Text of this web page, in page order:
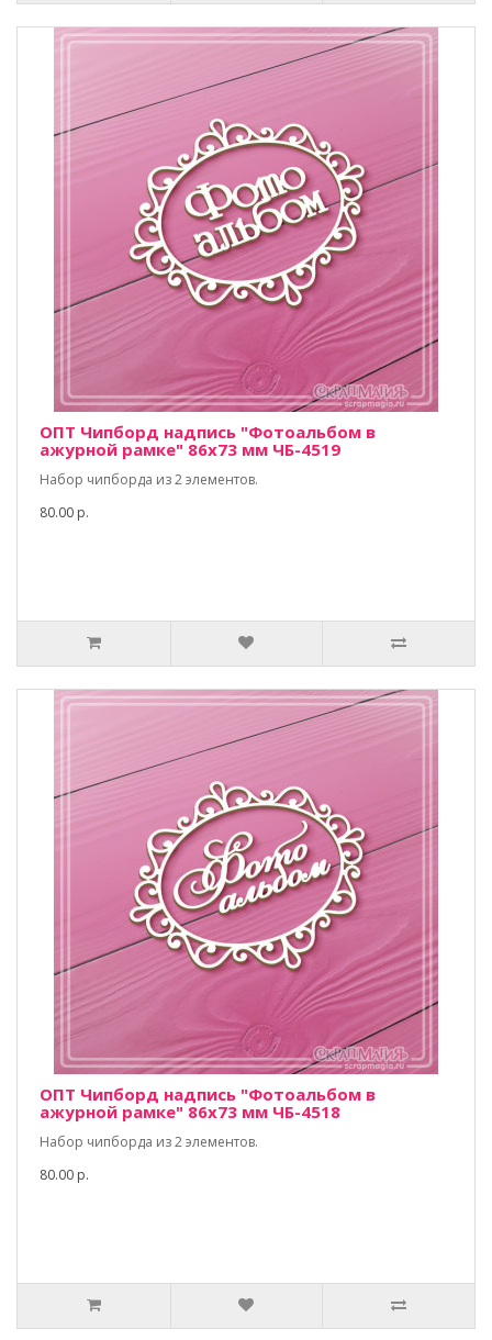
ОПТ Чипборд надпись "Фотоальбом в
ажурной рамке" 86х73 мм ЧБ-4519
Набор чипборда из 2 элементов.
80.00 р.
ОПТ Чипборд надпись "Фотоальбом в
ажурной рамке" 86х73 мм ЧБ-4518
Набор чипборда из 2 элементов.
80.00 р.